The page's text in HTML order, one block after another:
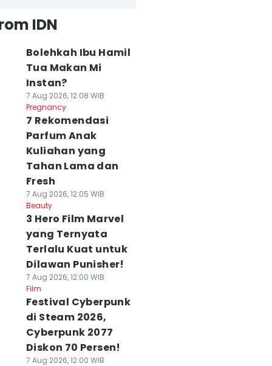
IDN
Bolehkah Ibu Hamil
Tua Makan Mi
Instan?
7 Aug 2026, 12:08 WIB
Pregnancy
7 Rekomendasi
Parfum Anak
Kuliahan yang
Tahan Lama dan
Fresh
7 Aug 2026, 12:05 WIB
Beauty
3 Hero Film Marvel
yang Ternyata
Terlalu Kuat untuk
Dilawan Punisher!
7 Aug 2026, 12:00 WIB
Film
Festival Cyberpunk
di Steam 2026,
Cyberpunk 2077
Diskon 70 Persen!
7 Aug 2026, 12:00 WIB